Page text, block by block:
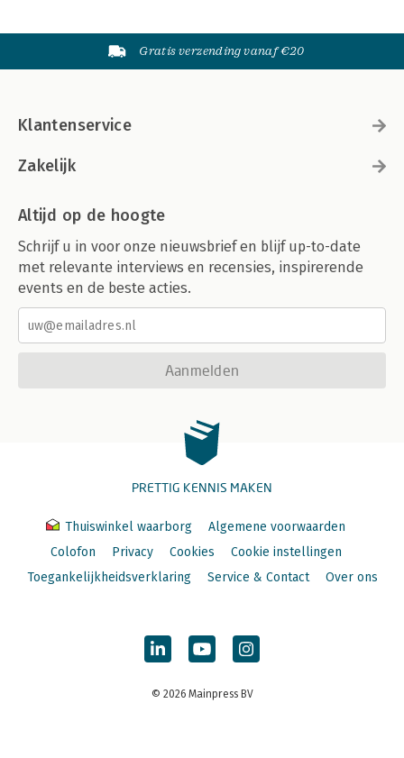
Gratis verzending vanaf €20
Klantenservice
Zakelijk
Altijd op de hoogte
Schrijf u in voor onze nieuwsbrief en blijf up-to-date
met relevante interviews en recensies, inspirerende
events en de beste acties.
Aanmelden
PRETTIG KENNIS MAKEN
Thuiswinkel waarborg
Algemene voorwaarden
Colofon
Privacy Cookies
Cookie instellingen
Toegankelijkheidsverklaring
Service & Contact Over ons
© 2026 Mainpress BV